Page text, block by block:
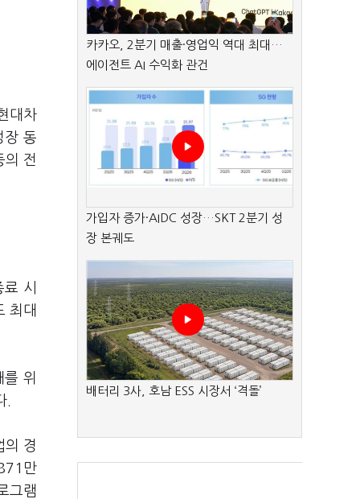
대차
장 동
의 전
시
최대
위
.
의 경
만
그램
카카오, 2분기 매출·영업익 역대 최대…
에이전트 AI 수익화 관건
가입자 증가·AIDC 성장…SKT 2분기 성
장 본궤도
배터리 3사, 호남 ESS 시장서 ‘격돌’